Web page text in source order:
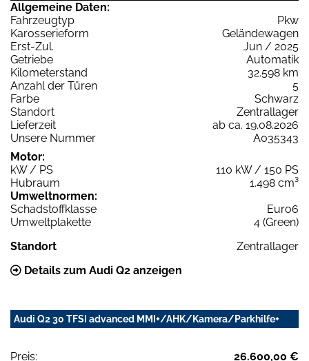
Allgemeine Daten:
Fahrzeugtyp
Pkw
Karosserieform
Geländewagen
Erst-Zul.
Jun / 2025
Getriebe
Automatik
Kilometerstand
32.598 km
Anzahl der Türen
5
Farbe
Schwarz
Standort
Zentrallager
Lieferzeit
ab ca. 19.08.2026
Unsere Nummer
A035343
Motor:
kW / PS
110 kW / 150 PS
Hubraum
1.498 cm³
Umweltnormen:
Schadstoffklasse
Euro6
Umweltplakette
4 (Green)
Standort
Zentrallager
Details zum Audi Q2 anzeigen
Audi Q2 30 TFSI advanced MMI+/AHK/Kamera/Parkhilfe+
Preis: 26.600,00 €